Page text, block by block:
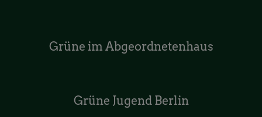
Grüne im Abgeordnetenhaus
Grüne Jugend Berlin